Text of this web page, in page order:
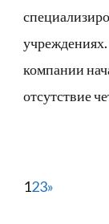
компании
отсутствие
123»